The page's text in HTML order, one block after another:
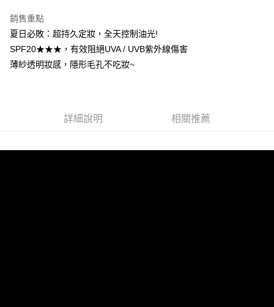
ATM付款
付款後全家取貨
銷售重點
夏日必敗：超持久定妝，全天控制油光!
SPF20★★★，有效阻絕UVA / UVB紫外線傷害
薄紗透明妝感，隱形毛孔不吃妝~
詳細說明 相關推薦